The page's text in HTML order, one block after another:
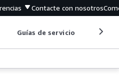
Contacte con nosotros
Guías de servicio